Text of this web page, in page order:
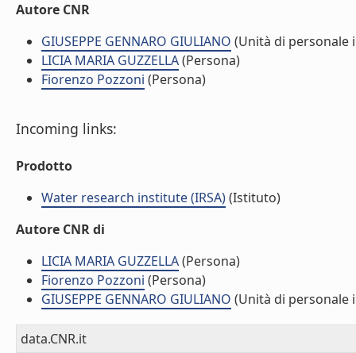
Autore CNR
GIUSEPPE GENNARO GIULIANO (Unità di personale
LICIA MARIA GUZZELLA(Persona)
Fiorenzo Pozzoni (Persona)
Incoming links:
Prodotto
Water research institute (IRSA)(Istituto)
Autore CNR di
LICIA MARIA GUZZELLA(Persona)
Fiorenzo Pozzoni (Persona)
GIUSEPPE GENNARO GIULIANO (Unità di personale
data.CNR.it